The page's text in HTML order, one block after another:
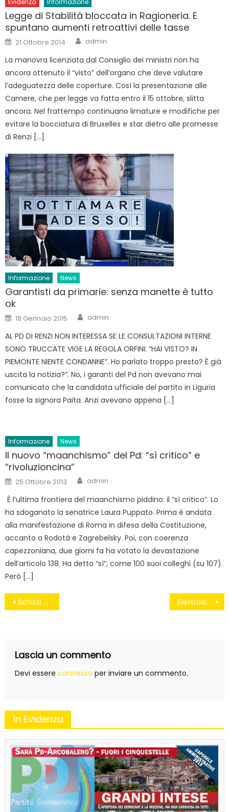
Evidenza Informazione
Legge di Stabilità bloccata in Ragioneria. E
spuntano aumenti retroattivi delle tasse
Posted
on
21 Ottobre 2014 Author
admin
La manovra licenziata dal Consiglio dei ministri non ha
ancora ottenuto il “visto” dell’organo che deve valutare
l’adeguatezza delle coperture. Così la presentazione alle
Camere, che per legge va fatta entro il 15 ottobre, slitta
ancora. Nel frattempo continuano limature e modifiche per
evitare la bocciatura di Bruxelles e star dietro alle promesse
di Renzi […]
Informazione News
Garantisti da primarie: senza manette è tutto
ok
Posted
on
18 Gennaio 2015 Author
admin
AL PD DI RENZI NON INTERESSA SE LE CONSULTAZIONI INTERNE
SONO TRUCCATE VIGE LA REGOLA ORFINI: “HAI VISTO? IN
PIEMONTE NIENTE CONDANNE”. Ho parlato troppo presto? È già
uscita la notizia?”. No, i garanti del Pd non avevano mai
comunicato che la candidata ufficiale del partito in Liguria
fosse la signora Paita. Anzi avevano appena […]
Informazione News
Il nuovo “maanchismo” del Pd: “sì critico” e
“rivoluzioncina”
Posted
on
25 Ottobre 2013 Author
admin
È l’ultima frontiera del maanchismo piddino: il “sì critico”. Lo
ha sdoganato la senatrice Laura Puppato. Prima è andata
alla manifestazione di Roma in difesa della Costituzione,
accanto a Rodotà e Zagrebelsky. Poi, con coerenza
capezzoniana, due giorni fa ha votato la devastazione
dell’articolo 138. Ha detto “sì”, come 100 suoi colleghi (su 107).
Però […]
Navigazione
Schizzi di merda digitali Elettrodomestici, studio rivela: prodotti per rompersi a fine garanzia
Lascia un commento
Devi essere connesso per inviare un commento.
In Evidenza